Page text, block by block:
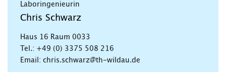
Laboringenieurin
Chris Schwarz
Haus 16 Raum 0033
Tel.: +49 (0) 3375 508 216
Email: chris.schwarz@th-wildau.de